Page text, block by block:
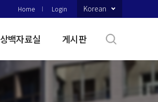
Home Login Korean
상백자료실 게시판